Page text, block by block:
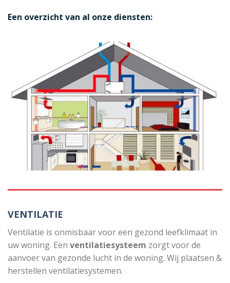
Een overzicht van al onze diensten:
VENTILATIE
Ventilatie is onmisbaar voor een gezond leefklimaat in
uw woning. Een ventilatiesysteem zorgt voor de
aanvoer van gezonde lucht in de woning. Wij plaatsen &
herstellen ventilatiesystemen.